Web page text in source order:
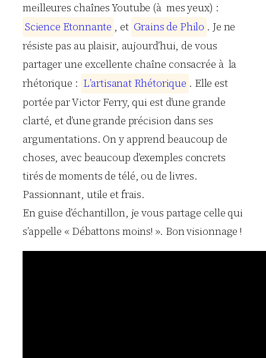
meilleures chaînes Youtube (à mes yeux) :
Science Etonnante , et Grains de Philo . Je ne
résiste pas au plaisir, aujourd’hui, de vous
partager une excellente chaîne consacrée à la
rhétorique : L’artisanat Rhétorique . Elle est
portée par Victor Ferry, qui est d’une grande
clarté, et d’une grande précision dans ses
argumentations. On y apprend beaucoup de
choses, avec beaucoup d’exemples concrets
tirés de moments de télé, ou de livres.
Passionnant, utile et frais.
En guise d’échantillon, je vous partage celle qui
s’appelle « Débattons moins! ». Bon visionnage !